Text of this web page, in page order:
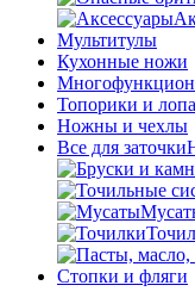
Мультитулы
Кухонные ножи
Топорики и
Ножны и чехлы
Все для заточки
Стопки и фляги